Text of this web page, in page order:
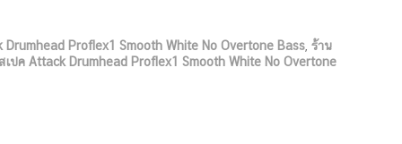
Drumhead Proflex1 Smooth White No Overtone Bass ร้าน
เปค Attack Drumhead Proflex1 Smooth White No Overtone